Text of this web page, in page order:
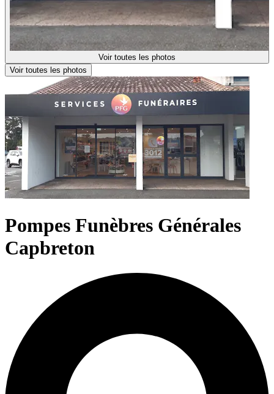
Voir toutes les photos
Voir toutes les photos
Pompes Funèbres Générales
Capbreton